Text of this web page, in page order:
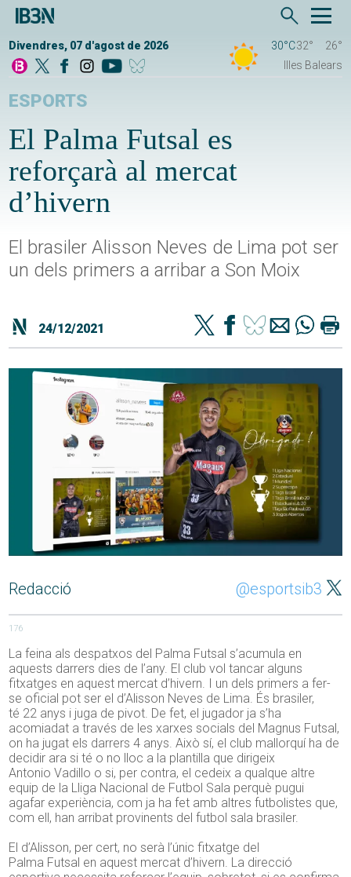
Divendres, 07 d'agost de 2026 30°C32°
26°
Illes Balears
ESPORTS
El Palma Futsal es
reforçarà al mercat
d’hivern
El brasiler Alisson Neves de Lima pot ser
un dels primers a arribar a Son Moix
24/12/2021
Redacció @esportsib3
176
La feina als despatxos del Palma Futsal s’acumula en
aquests darrers dies de l’any. El club vol tancar alguns
fitxatges en aquest mercat d’hivern. I un dels primers a fer-
se oficial pot ser el d’Alisson Neves de Lima. És brasiler,
té 22 anys i juga de pivot. De fet, el jugador ja s’ha
acomiadat a través de les xarxes socials del Magnus Futsal ,
on ha jugat els darrers4 anys. Això sí, el club mallorquí ha de
decidir ara si té o no lloc a la plantilla que dirigeix
AntonioVadillo o si, per contra, el cedeix a qualque altre
equip de la Lliga Nacional de Futbol Sala perquè pugui
agafar experiència, com ja ha fet amb altres futbolistes que,
com ell, han arribat provinents del futbol sala brasiler.
El d’Alisson, per cert, no serà l’únic fitxatge del
Palma Futsal en aquest mercat d’hivern. La direcció